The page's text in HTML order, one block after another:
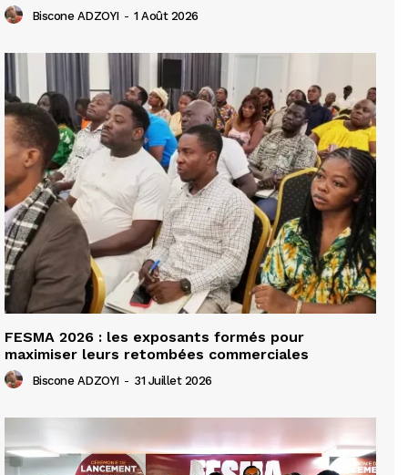
Biscone ADZOYI - 1 Août 2026
FESMA 2026 : les exposants formés pour
maximiser leurs retombées commerciales
Biscone ADZOYI - 31 Juillet 2026